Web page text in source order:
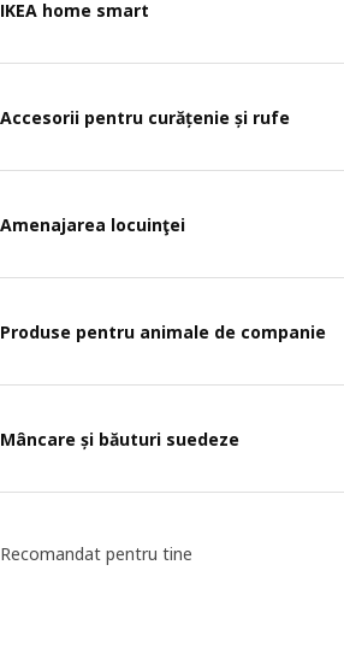
IKEA home smart
Accesorii pentru curățenie și rufe
Amenajarea locuinţei
Produse pentru animale de companie
Mâncare și băuturi suedeze
Recomandat pentru tine